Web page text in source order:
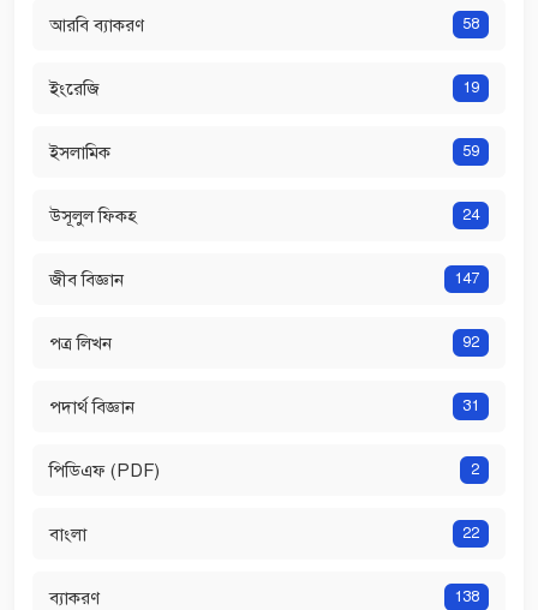
আরবি ব্যাকরণ 58
ইংরেজি 19
ইসলামিক 59
উসূলুল ফিকহ 24
জীব বিজ্ঞান 147
পত্র লিখন 92
পদার্থ বিজ্ঞান 31
পিডিএফ (PDF) 2
বাংলা 22
ব্যাকরণ 138